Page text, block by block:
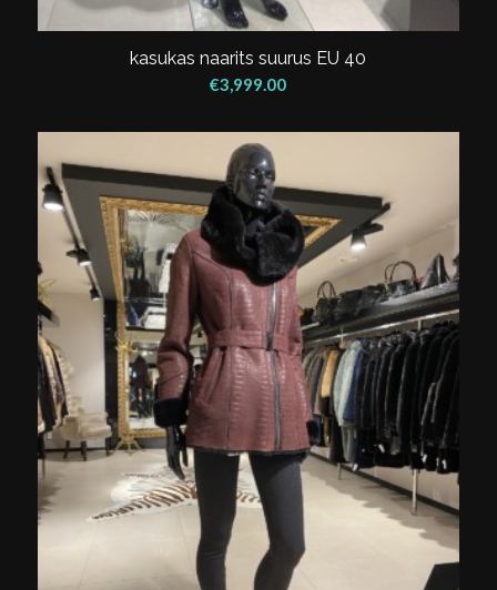
kasukas naarits suurus EU 40
€3,999.00